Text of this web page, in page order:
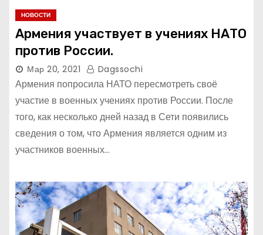
НОВОСТИ
Армения участвует в учениях НАТО
против России.
Мар 20, 2021 Dagssochi
Армения попросила НАТО пересмотреть своё
участие в военных учениях против России. После
того, как несколько дней назад в Сети появились
сведения о том, что Армения является одним из
участников военных…